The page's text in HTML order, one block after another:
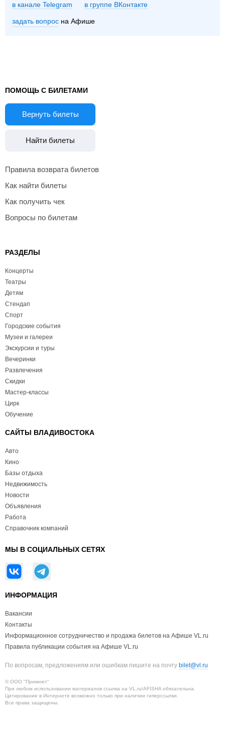
в канале Telegram группе ВКонтакте
задать вопрос на Афише
ПОМОЩЬ С БИЛЕТАМИ
Вернуть билеты
Найти билеты
Правила возврата билетов
Как найти билеты
Как получить чек
Вопросы по билетам
РАЗДЕЛЫ
Концерты
Театры
Детям
Стендап
Спорт
Городские события
Музеи и галереи
Экскурсии и туры
Вечеринки
Развлечения
Скидки
Мастер-классы
Цирк
Обучение
САЙТЫ ВЛАДИВОСТОКА
Авто
Кино
Базы отдыха
Недвижимость
Новости
Объявления
Работа
Справочник компаний
МЫ В СОЦИАЛЬНЫХ СЕТЯХ
ИНФОРМАЦИЯ
Вакансии
Контакты
Информационное сотрудничество и продажа билетов на Афише VL.ru
Правила публикации события на Афише VL.ru
По вопросам, предложениям или ошибкам пишите на почту bilet@vl.ru
© ООО "Примнет"
При любом использовании материалов ссылка на VL.ru/AFISHA обязательна.
Цитирование в Интернете возможно только при наличии гиперссылки.
Все права защищены.